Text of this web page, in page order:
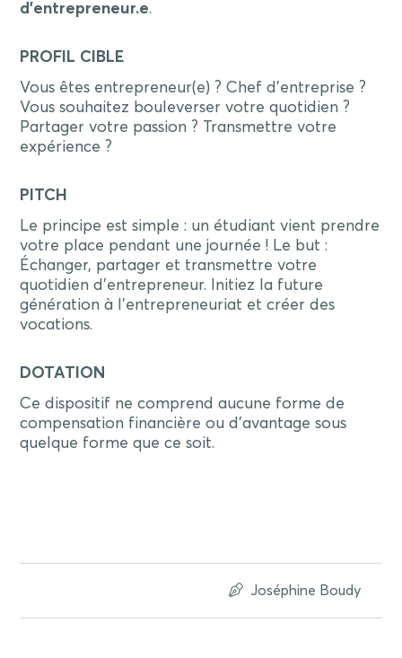
d’entrepreneur.e.
PROFIL CIBLE
Vous êtes entrepreneur(e) ? Chef d'entreprise ?
Vous souhaitez bouleverser votre quotidien ?
Partager votre passion ? Transmettre votre
expérience ?
PITCH
Le principe est simple : un étudiant vient prendre
votre place pendant une journée ! Le but :
Échanger, partager et transmettre votre
quotidien d'entrepreneur. Initiez la future
génération à l’entrepreneuriat et créer des
vocations.
DOTATION
Ce dispositif ne comprend aucune forme de
compensation financière ou d’avantage sous
quelque forme que ce soit.
Joséphine Boudy